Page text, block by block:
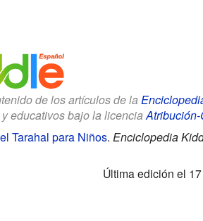
de los artículos de la
educativos bajo la licencia
Tarahal para Niños. Enciclopedia
Última edición el